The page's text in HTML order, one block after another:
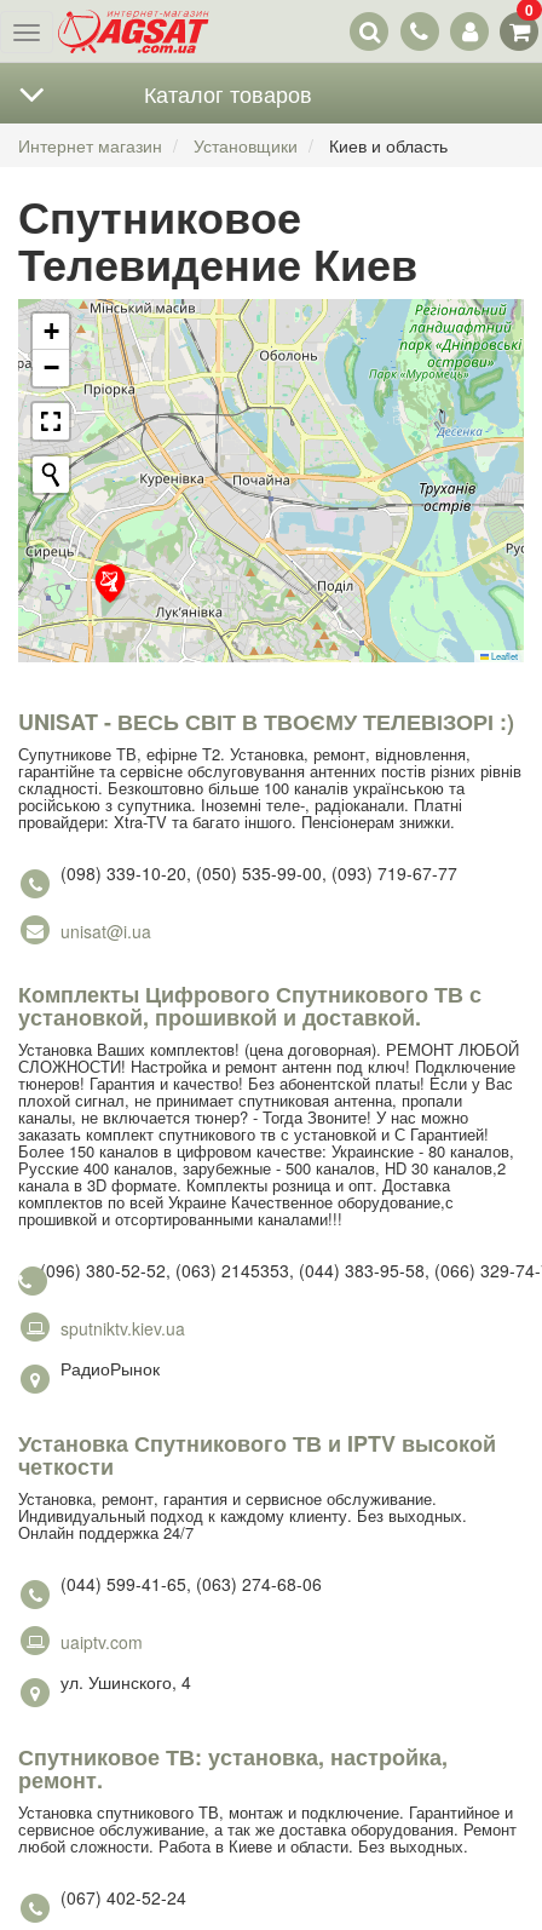
Меню
Наши
контакты
0
Каталог товаров
Интернет магазин Установщики Киев и область
Спутниковое
Телевидение Киев
+
−
Leaflet
UNISAT - ВЕСЬ СВІТ В ТВОЄМУ ТЕЛЕВІЗОРІ :)
Супутникове ТВ, ефірне Т2. Установка, ремонт, відновлення,
гарантійне та сервісне обслуговування антенних постів різних рівнів
складності. Безкоштовно більше 100 каналів українською та
російською з супутника. Іноземні теле-, радіоканали. Платні
провайдери: Xtra-TV та багато іншого. Пенсіонерам знижки.
(098) 339-10-20, (050) 535-99-00, (093) 719-67-77
unisat@i.ua
Комплекты Цифрового Спутникового ТВ с
установкой, прошивкой и доставкой.
Установка Ваших комплектов! (цена договорная). РЕМОНТ ЛЮБОЙ
СЛОЖНОСТИ! Настройка и ремонт антенн под ключ! Подключение
тюнеров! Гарантия и качество! Без абонентской платы! Если у Вас
плохой сигнал, не принимает спутниковая антенна, пропали
каналы, не включается тюнер? - Тогда Звоните! У нас можно
заказать комплект спутникового тв с установкой и С Гарантией!
Более 150 каналов в цифровом качестве: Украинские - 80 каналов,
Русские 400 каналов, зарубежные - 500 каналов, HD 30 каналов,2
канала в 3D формате. Комплекты розница и опт. Доставка
комплектов по всей Украине Качественное оборудование,с
прошивкой и отсортированными каналами!!!
(096) 380-52-52, (063) 2145353, (044) 383-95-58, (066) 329-
sputniktv.kiev.ua
РадиоРынок
Установка Спутникового ТВ и IPTV высокой
четкости
Установка, ремонт, гарантия и сервисное обслуживание.
Индивидуальный подход к каждому клиенту. Без выходных.
Онлайн поддержка 24/7
(044) 599-41-65, (063) 274-68-06
uaiptv.com
ул. Ушинского, 4
Спутниковое ТВ: установка, настройка,
ремонт.
Установка спутникового ТВ, монтаж и подключение. Гарантийное и
сервисное обслуживание, а так же доставка оборудования. Ремонт
любой сложности. Работа в Киеве и области. Без выходных.
(067) 402-52-24